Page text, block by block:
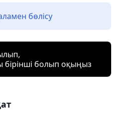
бөлісу
болып оқыңыз